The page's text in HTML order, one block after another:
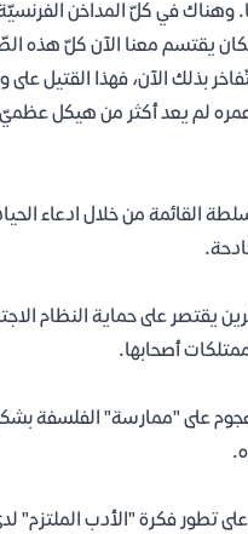
وهناك في كلّ المداخن
يقتسم معنا الآن كلّ هذه
بذلك الآن، فهذا القتيل على
عمره لم يعد أكثر من هيكل
القائمة من خلال ادعاء
يقتصر على حماية النظام
أصحابها.
على "ممارسة" الفلسفة بشكل
تطور فكرة "الأدب الملتزم"